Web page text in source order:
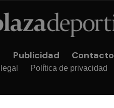
Publicidad Contacto
Política de privacidad